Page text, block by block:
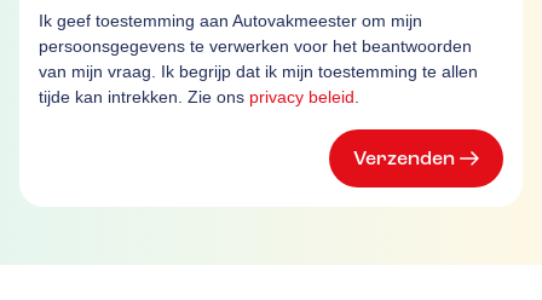
Ik geef toestemming aan Autovakmeester om mijn
persoonsgegevens te verwerken voor het beantwoorden
van mijn vraag. Ik begrijp dat ik mijn toestemming te allen
tijde kan intrekken. Zie ons privacy beleid
Verzenden